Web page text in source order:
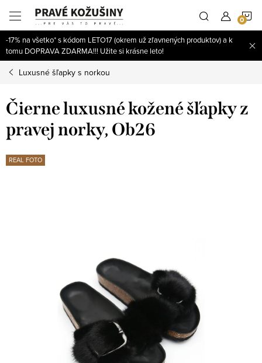
obsah
-17% na všetko* s kódom LETO17 (okrem už zľavnených produktov) a k
tomu DOPRAVA ZDARMA!!! Užite si krásne leto!
Luxusné šľapky s norkou
Čierne luxusné kožené šľapky z
pravej norky, Ob26
REAL FOTO